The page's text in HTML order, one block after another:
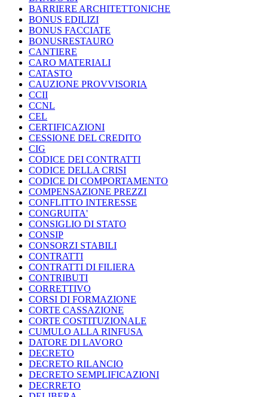
BARRIERE ARCHITETTONICHE
BONUS EDILIZI
BONUS FACCIATE
BONUSRESTAURO
CANTIERE
CARO MATERIALI
CATASTO
CAUZIONE PROVVISORIA
CCII
CCNL
CEL
CERTIFICAZIONI
CESSIONE DEL CREDITO
CIG
CODICE DEI CONTRATTI
CODICE DELLA CRISI
CODICE DI COMPORTAMENTO
COMPENSAZIONE PREZZI
CONFLITTO INTERESSE
CONGRUITA'
CONSIGLIO DI STATO
CONSIP
CONSORZI STABILI
CONTRATTI
CONTRATTI DI FILIERA
CONTRIBUTI
CORRETTIVO
CORSI DI FORMAZIONE
CORTE CASSAZIONE
CORTE COSTITUZIONALE
CUMULO ALLA RINFUSA
DATORE DI LAVORO
DECRETO
DECRETO RILANCIO
DECRETO SEMPLIFICAZIONI
DECRRETO